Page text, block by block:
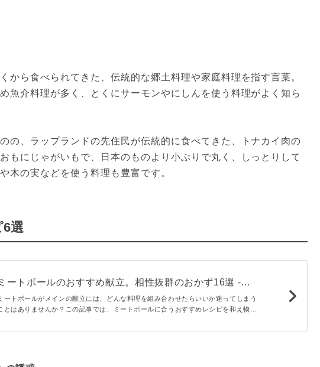
から食べられてきた、伝統的な郷土料理や家庭料理を指す言葉。
魚介料理が多く、とくにサーモンやにしんを使う料理がよく知ら
の、ラップランドの先住民が伝統的に食べてきた、トナカイ肉の
もにじゃがいもで、日本のものより小ぶりで丸く、しっとりして
木の実などを使う料理も豊富です。
6選
ミートボールのおすすめ献立。相性抜群のおかず16選 -
ートボールがメインの献立には、どんな料理を組み合わせたらいいか迷ってしまう
とはありませんか？この記事では、ミートボールに合うおすすめレシピを和え物・
てみてくださいね。